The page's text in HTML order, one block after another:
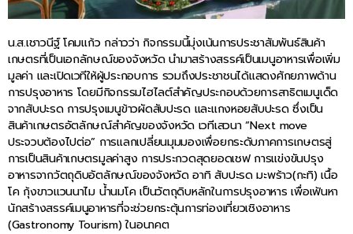
น.ส.เชาวนีฐ์ โคมแก้ว กล่าวว่า กิจกรรมนี้มุ่งเน้นการประชาสัมพันธ์สินค้า
เกษตรที่เป็นเอกลักษณ์ของจังหวัด นำมาสร้างสรรค์เป็นเมนูอาหารเพื่อเพิ่ม
มูลค่า และเปิดเวทีให้ผู้ประกอบการ รวมถึงประชาชนได้แสดงศักยภาพด้าน
การปรุงอาหาร โดยมีกิจกรรมไฮไลต์สำคัญประกอบด้วยการสาธิตเมนูเด็ด
จากสับปะรด การปรุงเมนูข้าวผัดสับปะรด และแกงหอยสับปะรด ซึ่งเป็น
สินค้าเกษตรอัตลักษณ์สำคัญของจังหวัด เวทีเสวนา “Next move
ประจวบต้องไปต่อ” การแลกเปลี่ยนมุมมองเพื่อยกระดับภาคการเกษตรสู่
การเป็นสินค้าเกษตรมูลค่าสูง การประกวดสุดยอดเชฟ การแข่งขันปรุง
อาหารจากวัตถุดิบอัตลักษณ์ของจังหวัด อาทิ สับปะรด มะพร้าว(กะทิ) เนื้อ
โค กุ้งขาวแวนนาไม น้ำนมโค เป็นวัตถุดิบหลักในการปรุงอาหาร เพื่อเฟ้นหา
นักสร้างสรรค์เมนูอาหารที่จะช่วยกระตุ้นการท่องเที่ยวเชิงอาหาร
(Gastronomy Tourism) ในอนาคต